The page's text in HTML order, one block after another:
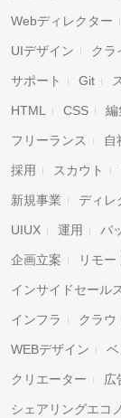
Webディレクター
UIデザイン クラ
サポート Git
HTML CSS 編
フリーランス 自
採用 スカウト
新規事業 ディレ
UIUX 運用 バ
企画立案 リモー
インサイドセール
インフラ クラウ
WEBデザイン
クリエーター 広
シェアリングエコ